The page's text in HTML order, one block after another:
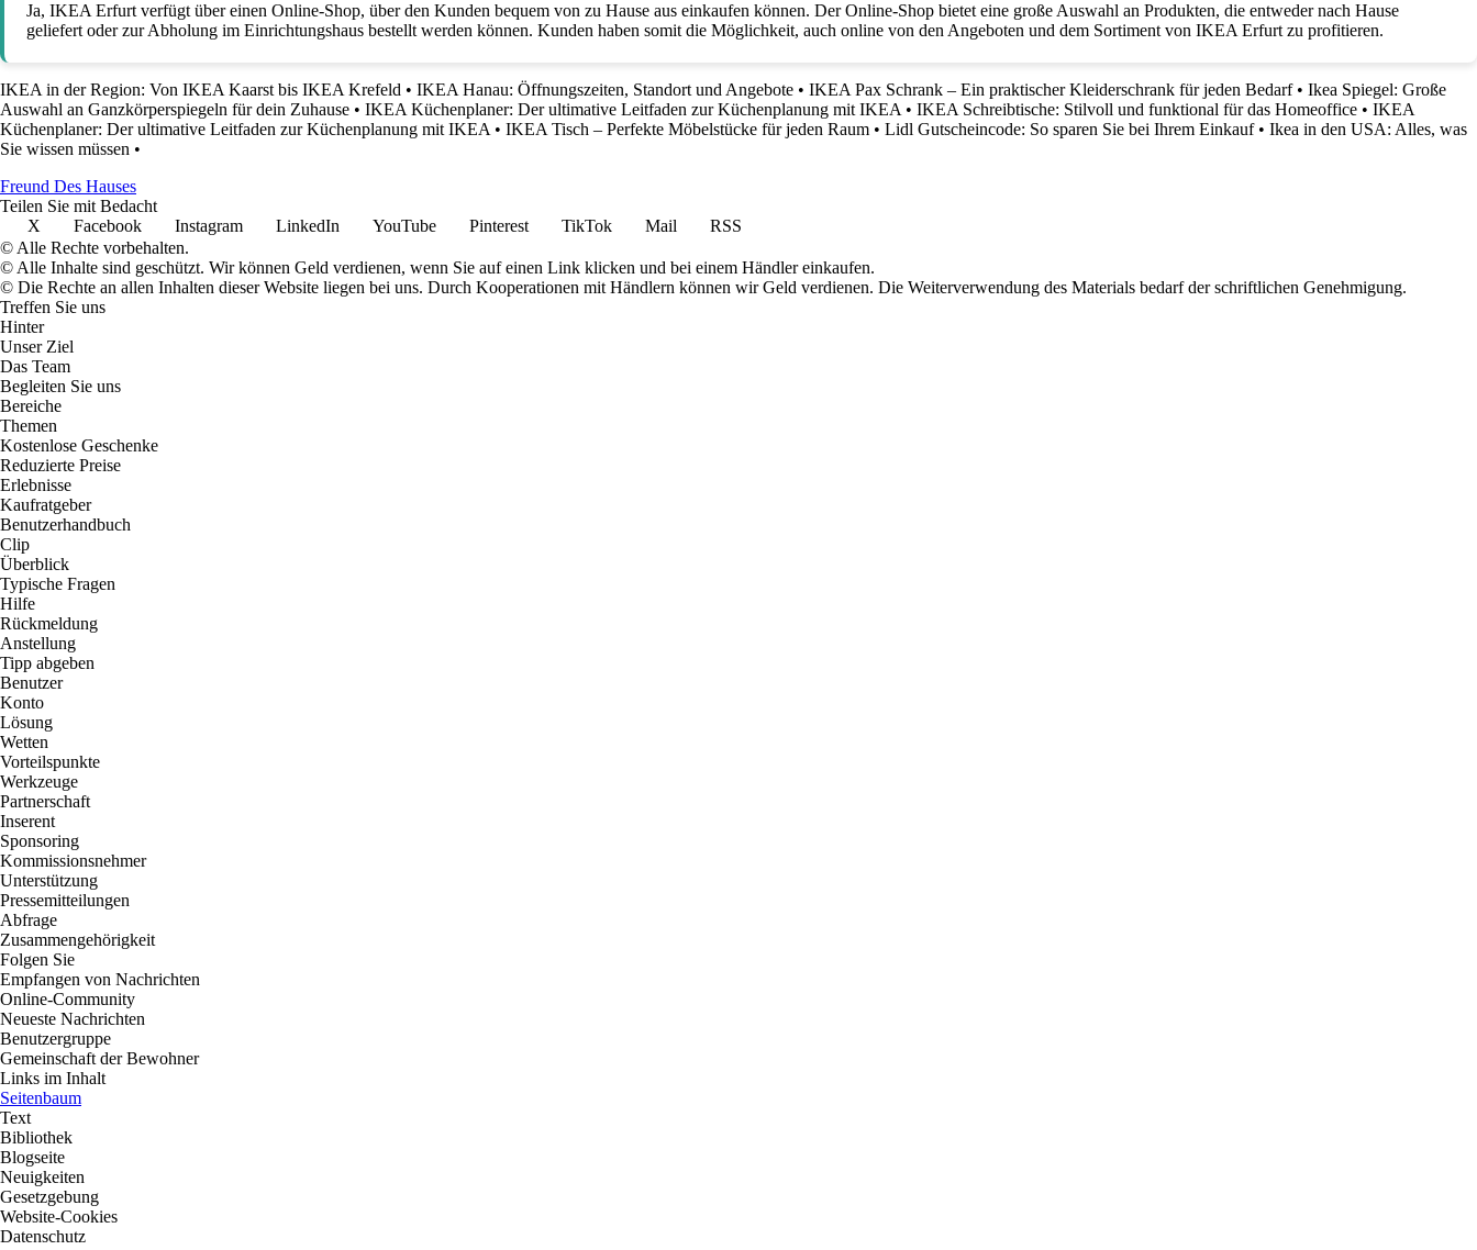
Ja, IKEA Erfurt verfügt über einen Online-Shop, über den Kunden bequem von zu Hause aus einkaufen können. Der Online-Shop bietet eine große Auswahl an Produkten, die entweder nach Hause
geliefert oder zur Abholung im Einrichtungshaus bestellt werden können. Kunden haben somit die Möglichkeit, auch online von den Angeboten und dem Sortiment von IKEA Erfurt zu profitieren.
IKEA in der Region: Von IKEA Kaarst bis IKEA Krefeld • IKEA Hanau: Öffnungszeiten, Standort und Angebote • IKEA Pax Schrank – Ein praktischer Kleiderschrank für jeden Bedarf• Ikea Spiegel: Große
Auswahl an Ganzkörperspiegeln für dein Zuhause • IKEA Küchenplaner: Der ultimative Leitfaden zur Küchenplanung mit IKEA • IKEA Schreibtische: Stilvoll und funktional für das Homeoffice • IKEA
Küchenplaner: Der ultimative Leitfaden zur Küchenplanung mit IKEA • IKEA Tisch – Perfekte Möbelstücke für jeden Raum • Lidl Gutscheincode: So sparen Sie bei Ihrem Einkauf• Ikea in den USA: Alles, was
Sie wissen müssen •
Freund Des Hauses
Teilen Sie mit Bedacht
X
Facebook Instagram LinkedIn YouTube Pinterest TikTok Mail
RSS
© Alle Rechte vorbehalten.
© Alle Inhalte sind geschützt. Wir können Geld verdienen, wenn Sie auf einen Link klicken und bei einem Händler einkaufen.
© Die Rechte an allen Inhalten dieser Website liegen bei uns. Durch Kooperationen mit Händlern können wir Geld verdienen. Die Weiterverwendung des Materials bedarf der schriftlichen Genehmigung.
Treffen Sie uns
Hinter
Unser Ziel
Das Team
Begleiten Sie uns
Bereiche
Themen
Kostenlose Geschenke
Reduzierte Preise
Erlebnisse
Kaufratgeber
Benutzerhandbuch
Clip
Überblick
Typische Fragen
Hilfe
Rückmeldung
Anstellung
Tipp abgeben
Benutzer
Konto
Lösung
Wetten
Vorteilspunkte
Werkzeuge
Partnerschaft
Inserent
Sponsoring
Kommissionsnehmer
Unterstützung
Pressemitteilungen
Abfrage
Zusammengehörigkeit
Folgen Sie
Empfangen von Nachrichten
Online-Community
Neueste Nachrichten
Benutzergruppe
Gemeinschaft der Bewohner
Links im Inhalt
Seitenbaum
Text
Bibliothek
Blogseite
Neuigkeiten
Gesetzgebung
Website-Cookies
Datenschutz